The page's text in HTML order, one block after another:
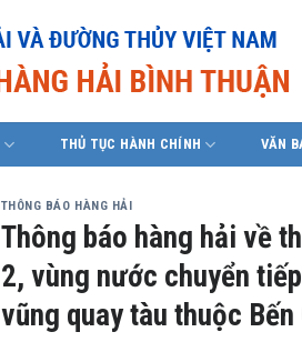
THỦ TỤC HÀNH CHÍNH VĂN
THÔNG BÁO HÀNG HẢI
Thông báo hàng hải về
2, vùng nước chuyển
vũng quay tàu thuộc Bến